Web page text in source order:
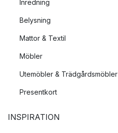
Inredning
Belysning
Mattor & Textil
Möbler
Utemöbler & Trädgårdsmöbler
Presentkort
INSPIRATION